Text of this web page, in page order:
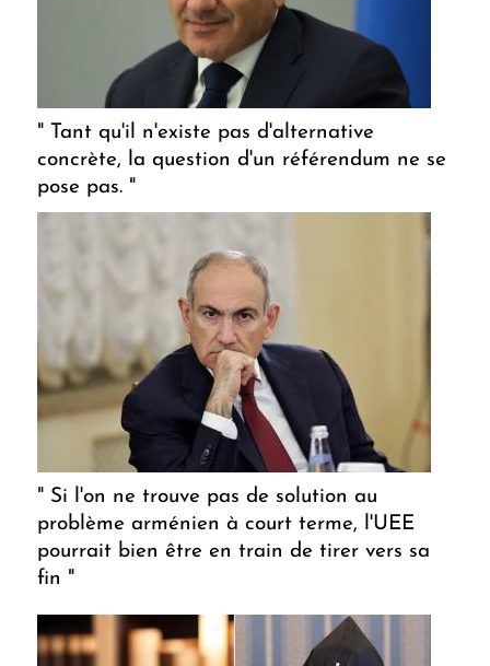
" Tant qu'il n'existe pas d'alternative
concrète, la question d'un référendum ne se
pose pas. "
" Si l'on ne trouve pas de solution au
problème arménien à court terme, l'UEE
pourrait bien être en train de tirer vers sa
fin "